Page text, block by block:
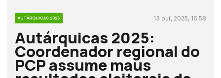
AUTÁRQUICAS 2025 13 out, 2025, 16:58
Autárquicas 2025:
Coordenador regional do
PCP assume maus